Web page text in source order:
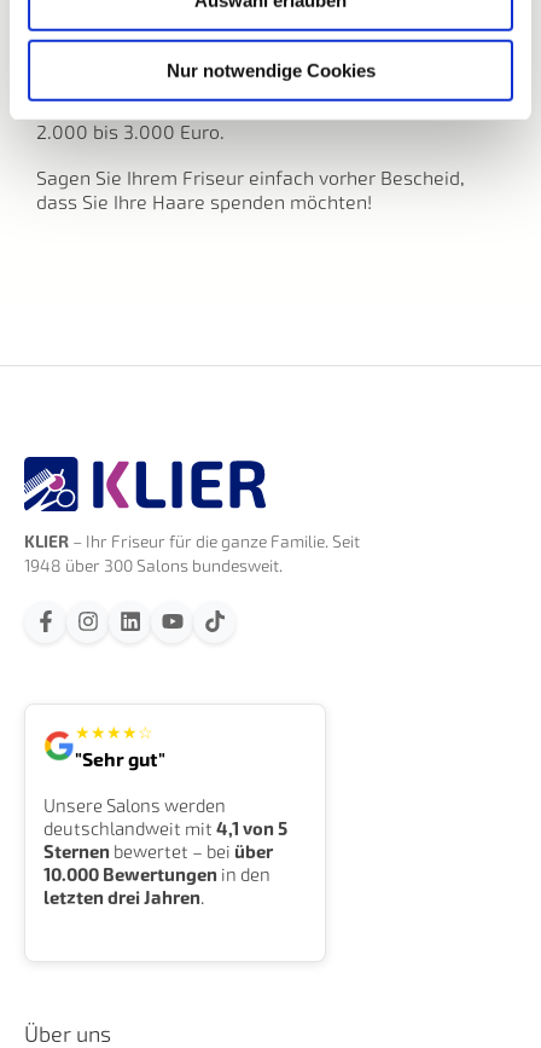
Nur notwendige Cookies
Stiftung It’s for Kids zusammen, Deutschlands großer
Kreativspendenstiftung. Die Stiftung schafft es mit
Ihrer Hilfe, dass an krankheitsbedingtem Haarausfall
leidende Kinder zuzahlungsfrei eine Echthaarperücke
bekommen. Normalerweise liegt der Eigenanteil bei
2.000 bis 3.000 Euro.
Sagen Sie Ihrem Friseur einfach vorher Bescheid,
dass Sie Ihre Haare spenden möchten!
KLIER – Ihr Friseur für die ganze Familie. Seit
1948 über 300 Salons bundesweit.
★★★★☆
"Sehr gut"
Unsere Salons werden
deutschlandweit mit 4,1 von 5
Sternen bewertet – bei über
10.000 Bewertungen in den
letzten drei Jahren.
Über uns